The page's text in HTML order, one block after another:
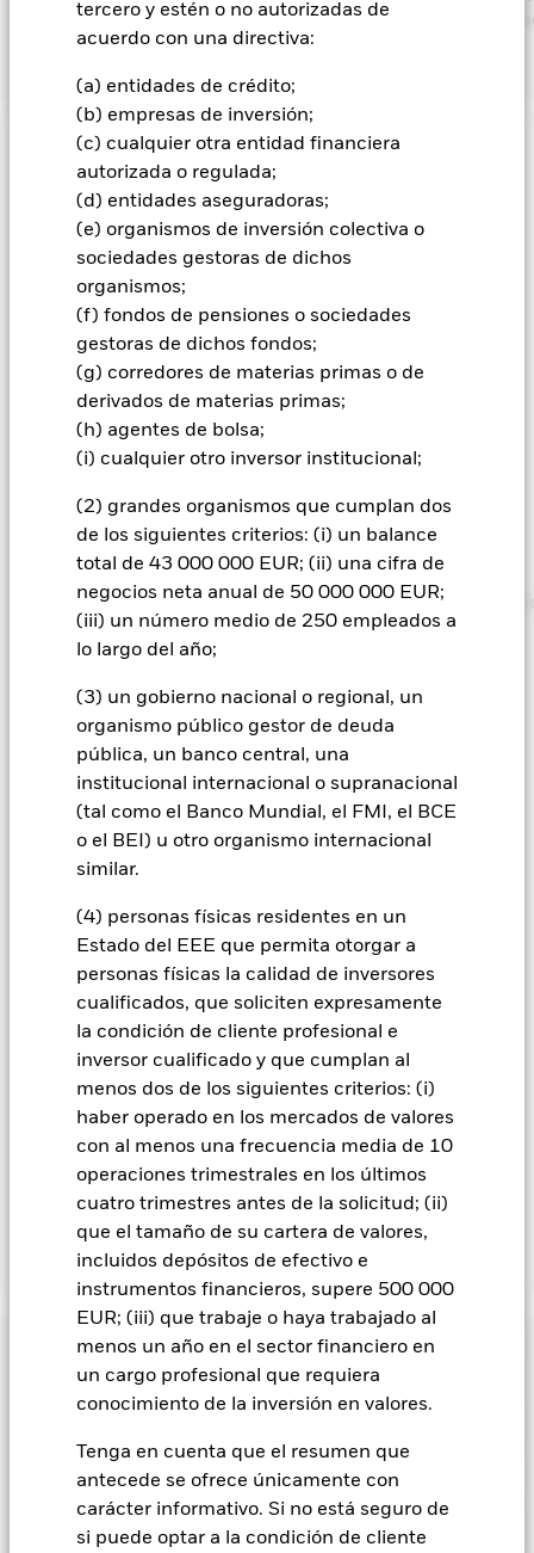
tercero y estén o no autorizadas de
acuerdo con una directiva:
(a) entidades de crédito;
(b) empresas de inversión;
(c) cualquier otra entidad financiera
autorizada o regulada;
(d) entidades aseguradoras;
(e) organismos de inversión colectiva o
sociedades gestoras de dichos
organismos;
(f) fondos de pensiones o sociedades
gestoras de dichos fondos;
(g) corredores de materias primas o de
derivados de materias primas;
(h) agentes de bolsa;
(i) cualquier otro inversor institucional;
(2) grandes organismos que cumplan dos
de los siguientes criterios: (i) un balance
total de 43 000 000 EUR; (ii) una cifra de
negocios neta anual de 50 000 000 EUR;
(iii) un número medio de 250 empleados a
lo largo del año;
(3) un gobierno nacional o regional, un
organismo público gestor de deuda
pública, un banco central, una
institucional internacional o supranacional
(tal como el Banco Mundial, el FMI, el BCE
o el BEI) u otro organismo internacional
similar.
(4) personas físicas residentes en un
Estado del EEE que permita otorgar a
personas físicas la calidad de inversores
cualificados, que soliciten expresamente
la condición de cliente profesional e
inversor cualificado y que cumplan al
menos dos de los siguientes criterios: (i)
haber operado en los mercados de valores
con al menos una frecuencia media de 10
operaciones trimestrales en los últimos
cuatro trimestres antes de la solicitud; (ii)
que el tamaño de su cartera de valores,
incluidos depósitos de efectivo e
instrumentos financieros, supere 500 000
EUR; (iii) que trabaje o haya trabajado al
menos un año en el sector financiero en
un cargo profesional que requiera
conocimiento de la inversión en valores.
Tenga en cuenta que el resumen que
antecede se ofrece únicamente con
carácter informativo. Si no está seguro de
si puede optar a la condición de cliente
https://www.blackrock.com/corporate/literature/publication/
baseline-screens-in-europe-middleeast-and-africa.pdf
INFORMACIÓN IMPORTANTE: Capital en Riesgo.
de las inversiones y los ingresos derivados de ellas pueden
subir o bajar, y no están garantizados. Es posible que los
inversores no recuperen la cantidad invertida originalmente.
El Fondo tiene por objetivo maximizar la rentabilidad de su
inversión a través de una combinación de crecimiento del
capital y rendimientos de los activos del Fondo, e invirtiendo
de forma coherente con los principios medioambientales,
sociales y de gobierno corporativo (ESG) aplicados a la
de su activo total en valores de renta variable (como acciones)
de empresas domiciliadas o que desarrollen una parte
predominante de su actividad económica en servicios
acuerdo con lo establecido en su Política ESG, tal como se
indica en el folleto. Para obtener más información sobre las
características ESG, consulte el folleto y visite el sitio web de
https://www.blackrock.com/corporate/literature/publication/
baseline-screens-in-europe-middleeast-and-africa.pdf
Todas las clases de acciones con cobertura de divisas de este
uso de derivados para una clase de acciones podría conllevar
un posible riesgo de contagio (también denominado «spill-
over») a otras clases de acciones del fondo. La sociedad
gestora del fondo se asegurará de que se dispone de los
procedimientos adecuados para minimizar el riesgo de
que figura justo debajo del nombre del fondo, podrá ver un
listado de todas las clases de acciones del fondo: las clases de
palabra «Hedged» en su nombre. Además, el listado
completo de todas las clases de acciones con cobertura de
divisas está disponible mediante solicitud a la sociedad
gestora del fondo.
En la medida en que el Fondo opere en préstamos de valores
para reducir los gastos, el propio Fondo percibirá el 62,5% de
los ingresos asociadas que se generen, y el 37,5% restante se
recibirá por BlackRock en calidad de agente de préstamo de
valores. Debido a que el reparto de los ingresos por préstamos
de valores no incrementa los costes de funcionamiento del
Fondo, esto ha quedado excluido de los gastos corrientes.
BGF World Financials Fund
Rentabilidad
Gráfico de rendimiento
Ver gráfico completo
divisas o empresas. Ello significa que el Fondo es más
mercado, político, relacionado con la sostenibilidad o
normativo.El valor de los títulos de renta variable y los títulos
los movimientos diarios del mercado bursátil. Entre otros
a 07 ago 2026
Características del Fondo
Número de posiciones
Indicador de riesgo